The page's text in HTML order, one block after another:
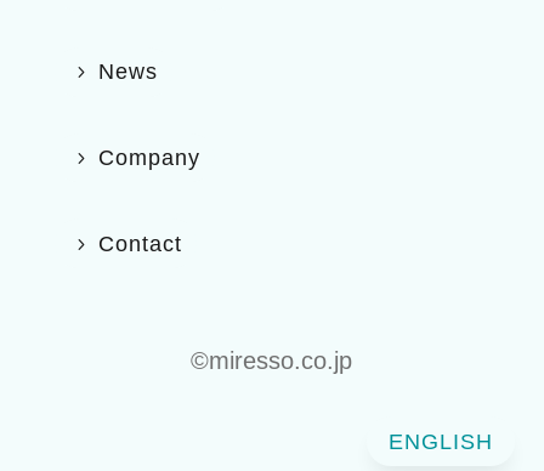
News
Company
Contact
©️miresso.co.jp
ENGLISH